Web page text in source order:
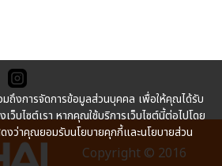
Copyright © 2016
มถึงการจัดการข้อมูลส่วนบุคคล เพื่อให้คุณได้รับ
ว็บไซต์เรา หากคุณใช้บริการเว็บไซต์นี้ต่อไปโดย
งว่าคุณยอมรับนโยบายคุกกี้และนโยบายส่วน